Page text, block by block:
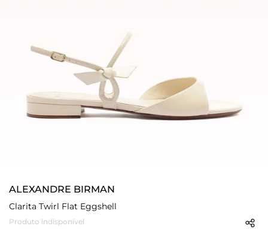
ALEXANDRE BIRMAN
Clarita Twirl Flat Eggshell
Produto indisponível